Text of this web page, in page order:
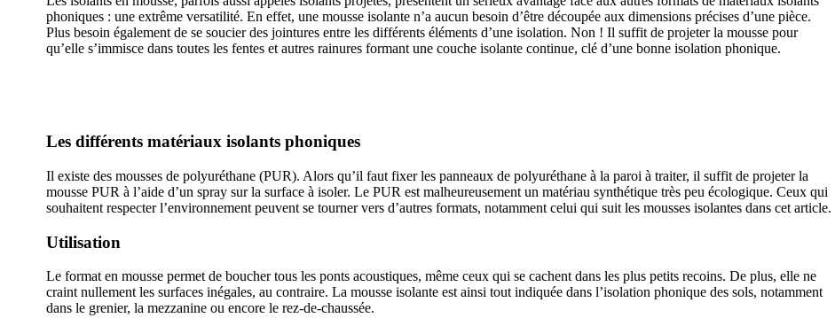
phoniques : une extrême versatilité. En effet, une mousse isolante n’a aucun besoin d’être découpée aux dimensions précises d’une pièce.
Plus besoin également de se soucier des jointures entre les différents éléments d’une isolation. Non ! Il suffit de projeter la mousse pour
qu’elle s’immisce dans toutes les fentes et autres rainures formant une couche isolante continue, clé d’une bonne isolation phonique.
Les différents matériaux isolants phoniques
Il existe des mousses de polyuréthane (PUR). Alors qu’il faut fixer les panneaux de polyuréthane à la paroi à traiter, il suffit de projeter la
mousse PUR à l’aide d’un spray sur la surface à isoler. Le PUR est malheureusement un matériau synthétique très peu écologique. Ceux qui
souhaitent respecter l’environnement peuvent se tourner vers d’autres formats, notamment celui qui suit les mousses isolantes dans cet article.
Utilisation
Le format en mousse permet de boucher tous les ponts acoustiques, même ceux qui se cachent dans les plus petits recoins. De plus, elle ne
craint nullement les surfaces inégales, au contraire. La mousse isolante est ainsi tout indiquée dans l’isolation phonique des sols, notamment
dans le grenier, la mezzanine ou encore le rez-de-chaussée.